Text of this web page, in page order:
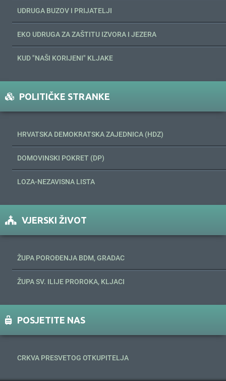
UDRUGA BUZOV I PRIJATELJI
EKO UDRUGA ZA ZAŠTITU IZVORA I JEZERA
KUD "NAŠI KORIJENI" KLJAKE
POLITIČKE STRANKE
HRVATSKA DEMOKRATSKA ZAJEDNICA (HDZ)
DOMOVINSKI POKRET (DP)
LOZA-NEZAVISNA LISTA
VJERSKI ŽIVOT
ŽUPA POROĐENJA BDM, GRADAC
ŽUPA SV. ILIJE PROROKA, KLJACI
POSJETITE NAS
CRKVA PRESVETOG OTKUPITELJA